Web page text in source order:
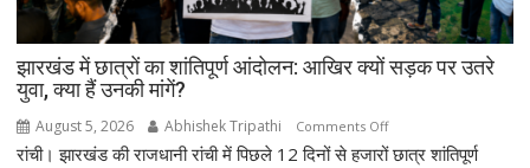
में
जुटे
शिक्षाविद्
प्रबुद्धजन
झारखंड में छात्रों का शांतिपूर्ण आंदोलन: आखिर क्यों सड़क पर उतरे
युवा, क्या हैं उनकी मांगें?
August 5, 2026 Abhishek Tripathi Comments Offon
झारखंड
रांची। झारखंड की राजधानी रांची में पिछले 12 दिनों से हजारों छात्र शांतिपूर्ण